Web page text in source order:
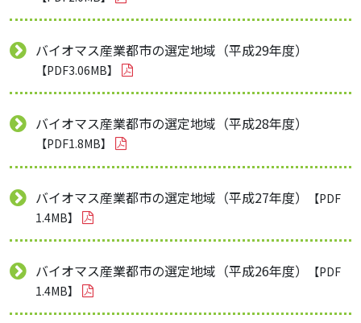
バイオマス産業都市の選定地域（平成29年度）
【PDF3.06MB】
バイオマス産業都市の選定地域（平成28年度）
【PDF1.8MB】
バイオマス産業都市の選定地域（平成27年度）
【PDF
1.4MB】
バイオマス産業都市の選定地域（平成26年度）
【PDF
1.4MB】